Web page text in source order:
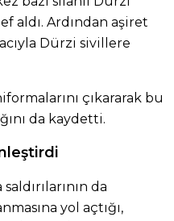
aldı. Ardından aşiret
Dürzi sivillere
çıkararak bu
da kaydetti.
da
yol açtığı,